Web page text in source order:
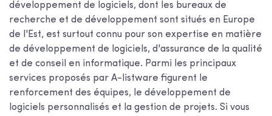
développement de logiciels, dont les bureaux de
recherche et de développement sont situés en Europe
de l'Est, est surtout connu pour son expertise en matière
de développement de logiciels, d'assurance de la qualité
et de conseil en informatique. Parmi les principaux
services proposés par A-listware figurent le
renforcement des équipes, le développement de
logiciels personnalisés et la gestion de projets. Si vous